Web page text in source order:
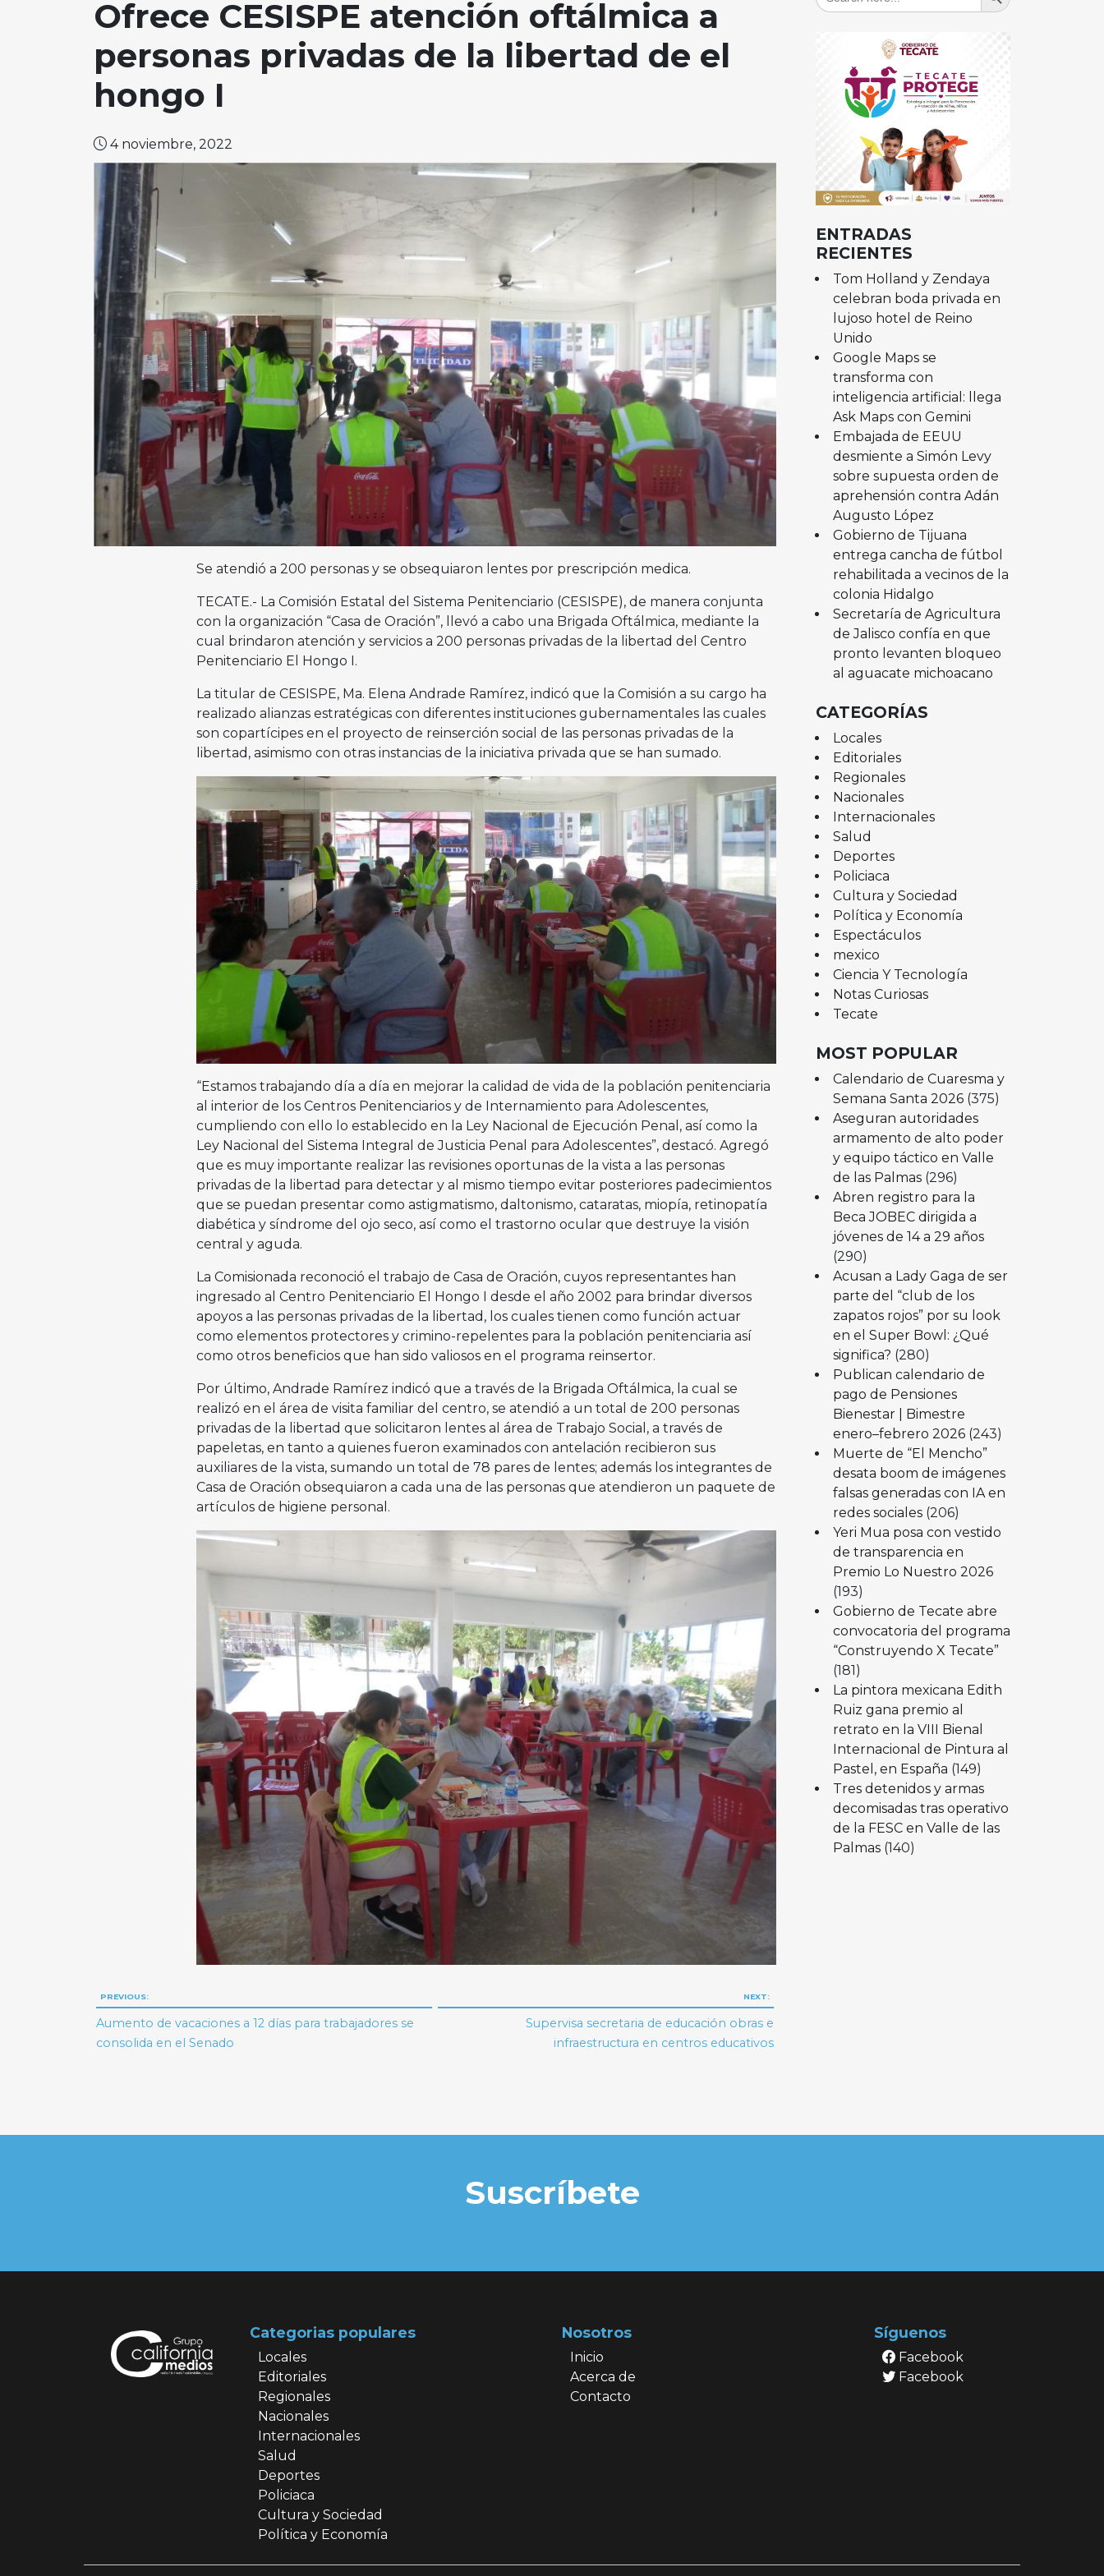
Ofrece CESISPE atención oftálmica a
personas privadas de la libertad de el
hongo I
4 noviembre, 2022
Se atendió a 200 personas y se obsequiaron lentes por prescripción medica.
TECATE.- La Comisión Estatal del Sistema Penitenciario (CESISPE), de manera conjunta
con la organización “Casa de Oración”, llevó a cabo una Brigada Oftálmica, mediante la
cual brindaron atención y servicios a 200 personas privadas de la libertad del Centro
Penitenciario El Hongo I.
La titular de CESISPE, Ma. Elena Andrade Ramírez, indicó que la Comisión a su cargo ha
realizado alianzas estratégicas con diferentes instituciones gubernamentales las cuales
son copartícipes en el proyecto de reinserción social de las personas privadas de la
libertad, asimismo con otras instancias de la iniciativa privada que se han sumado.
“Estamos trabajando día a día en mejorar la calidad de vida de la población penitenciaria
al interior de los Centros Penitenciarios y de Internamiento para Adolescentes,
cumpliendo con ello lo establecido en la Ley Nacional de Ejecución Penal, así como la
Ley Nacional del Sistema Integral de Justicia Penal para Adolescentes”, destacó. Agregó
que es muy importante realizar las revisiones oportunas de la vista a las personas
privadas de la libertad para detectar y al mismo tiempo evitar posteriores padecimientos
que se puedan presentar como astigmatismo, daltonismo, cataratas, miopía, retinopatía
diabética y síndrome del ojo seco, así como el trastorno ocular que destruye la visión
central y aguda.
La Comisionada reconoció el trabajo de Casa de Oración, cuyos representantes han
ingresado al Centro Penitenciario El Hongo I desde el año 2002 para brindar diversos
apoyos a las personas privadas de la libertad, los cuales tienen como función actuar
como elementos protectores y crimino-repelentes para la población penitenciaria así
como otros beneficios que han sido valiosos en el programa reinsertor.
Por último, Andrade Ramírez indicó que a través de la Brigada Oftálmica, la cual se
realizó en el área de visita familiar del centro, se atendió a un total de 200 personas
privadas de la libertad que solicitaron lentes al área de Trabajo Social, a través de
papeletas, en tanto a quienes fueron examinados con antelación recibieron sus
auxiliares de la vista, sumando un total de 78 pares de lentes; además los integrantes de
Casa de Oración obsequiaron a cada una de las personas que atendieron un paquete de
artículos de higiene personal.
Navegación
de
PREVIOUS:
Aumento de vacaciones a 12 días para trabajadores se
consolida en el Senado
NEXT:
Supervisa secretaria de educación obras e
infraestructura en centros educativos
ENTRADAS
RECIENTES
Tom Holland y Zendaya
celebran boda privada en
lujoso hotel de Reino
Unido
Google Maps se
transforma con
inteligencia artificial: llega
Ask Maps con Gemini
Embajada de EEUU
desmiente a Simón Levy
sobre supuesta orden de
aprehensión contra Adán
Augusto López
Gobierno de Tijuana
entrega cancha de fútbol
rehabilitada a vecinos de la
colonia Hidalgo
Secretaría de Agricultura
de Jalisco confía en que
pronto levanten bloqueo
al aguacate michoacano
CATEGORÍAS
Locales
Editoriales
Regionales
Nacionales
Internacionales
Salud
Deportes
Policiaca
Cultura y Sociedad
Política y Economía
Espectáculos
mexico
Ciencia Y Tecnología
Notas Curiosas
Tecate
MOST POPULAR
Calendario de Cuaresma y
Semana Santa 2026 (375)
Aseguran autoridades
armamento de alto poder
y equipo táctico en Valle
de las Palmas (296)
Abren registro para la
Beca JOBEC dirigida a
jóvenes de 14 a 29 años
(290)
Acusan a Lady Gaga de ser
parte del “club de los
zapatos rojos” por su look
en el Super Bowl: ¿Qué
significa? (280)
Publican calendario de
pago de Pensiones
Bienestar | Bimestre
enero–febrero 2026 (243)
Muerte de “El Mencho”
desata boom de imágenes
falsas generadas con IA en
redes sociales (206)
Yeri Mua posa con vestido
de transparencia en
Premio Lo Nuestro 2026
(193)
Gobierno de Tecate abre
convocatoria del programa
“Construyendo X Tecate”
(181)
La pintora mexicana Edith
Ruiz gana premio al
retrato en la VIII Bienal
Internacional de Pintura al
Pastel, en España (149)
Tres detenidos y armas
decomisadas tras operativo
de la FESC en Valle de las
Palmas (140)
Suscríbete
Categorias populares
Locales
Editoriales
Regionales
Nacionales
Internacionales
Salud
Deportes
Policiaca
Cultura y Sociedad
Política y Economía
Nosotros
Inicio
Acerca de
Contacto
Síguenos
Facebook
Facebook